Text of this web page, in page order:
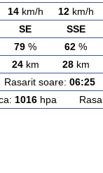
14km/h 12km/h
SE SSE
79 % 62 %
24km 28km
soare: 06:25
1016hpa